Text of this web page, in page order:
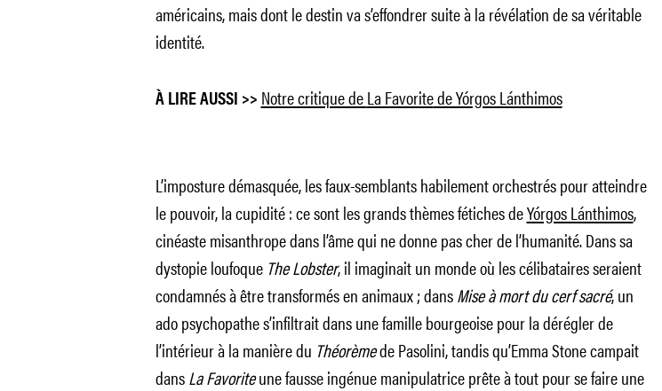
américains, mais dont le destin va s’effondrer suite à la révélation de sa véritable
identité.
À LIRE AUSSI >> Notre critique deLa Favoritede Yórgos Lánthimos
L’imposture démasquée, les faux-semblants habilement orchestrés pour atteindre
le pouvoir, la cupidité : ce sont les grands thèmes fétiches deYórgos Lánthimos,
cinéaste misanthrope dans l’âme qui ne donne pas cher de l’humanité. Dans sa
dystopie loufoque The Lobster, il imaginait un monde où les célibataires seraient
condamnés à être transformés en animaux ; dansMise à mort du cerf sacré, un
ado psychopathe s’infiltrait dans une famille bourgeoise pour la dérégler de
l’intérieur à la manière du Théorèmede Pasolini, tandis qu’Emma Stone campait
dansLa Favoriteune fausse ingénue manipulatrice prête à tout pour se faire une